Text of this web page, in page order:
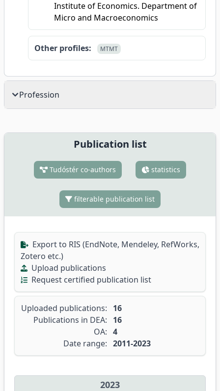
Institute of Economics. Department of
Micro and Macroeconomics
Other profiles: MTMT
Profession
Publication list
Tudóstér co-authors statistics
filterable publication list
Export to RIS (EndNote, Mendeley, RefWorks,
Zotero etc.)
Upload publications
Request certified publication list
Uploaded publications:
16
Publications in DEA:
16
OA: 4
Date range: 2011-2023
2023